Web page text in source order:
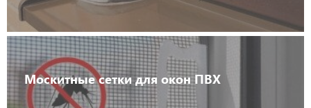
Москитные сетки для окон ПВХ